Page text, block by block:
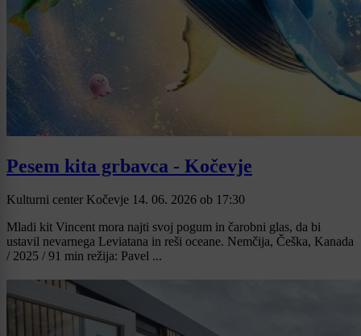
Pesem kita grbavca - Kočevje
Kulturni center Kočevje 14. 06. 2026 ob 17:30
Mladi kit Vincent mora najti svoj pogum in čarobni glas, da bi
ustavil nevarnega Leviatana in reši oceane. Nemčija, Češka, Kanada
/ 2025 / 91 min režija: Pavel ...